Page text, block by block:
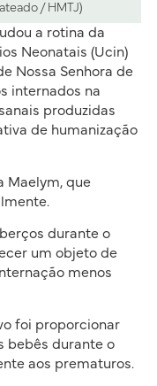
/ HMTJ)
a rotina da
Neonatais (Ucin)
Nossa Senhora de
internados na
produzidas
de humanização
Maelym, que
durante o
um objeto de
menos
foi proporcionar
bebês durante o
aos prematuros.